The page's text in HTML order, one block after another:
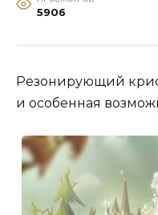
5906
Резонирующий
и особенная